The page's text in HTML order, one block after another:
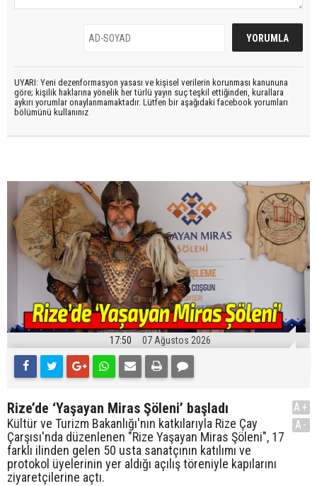
UYARI: Yeni dezenformasyon yasası ve kişisel verilerin korunması kanununa
göre; kişilik haklarına yönelik her türlü yayın suç teşkil ettiğinden, kurallara
aykırı yorumlar onaylanmamaktadır. Lütfen bir aşağıdaki facebook yorumları
bölümünü kullanınız
17:50 07 Ağustos 2026
Rize’de ‘Yaşayan Miras Şöleni’ başladı
Kültür ve Turizm Bakanlığı'nın katkılarıyla Rize Çay
Çarşısı'nda düzenlenen "Rize Yaşayan Miras Şöleni", 17
farklı ilinden gelen 50 usta sanatçının katılımı ve
protokol üyelerinin yer aldığı açılış töreniyle kapılarını
ziyaretçilerine açtı.
A+
A-